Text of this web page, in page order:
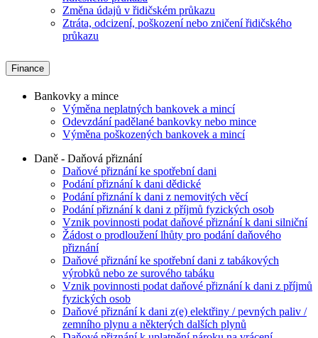
Změna údajů v řidičském průkazu
Ztráta, odcizení, poškození nebo zničení řidičského
průkazu
Finance
Bankovky a mince
Výměna neplatných bankovek a mincí
Odevzdání padělané bankovky nebo mince
Výměna poškozených bankovek a mincí
Daně - Daňová přiznání
Daňové přiznání ke spotřební dani
Podání přiznání k dani dědické
Podání přiznání k dani z nemovitých věcí
Podání přiznání k dani z příjmů fyzických osob
Vznik povinnosti podat daňové přiznání k dani silniční
Žádost o prodloužení lhůty pro podání daňového
přiznání
Daňové přiznání ke spotřební dani z tabákových
výrobků nebo ze surového tabáku
Vznik povinnosti podat daňové přiznání k dani z příjmů
fyzických osob
Daňové přiznání k dani z(e) elektřiny / pevných paliv /
zemního plynu a některých dalších plynů